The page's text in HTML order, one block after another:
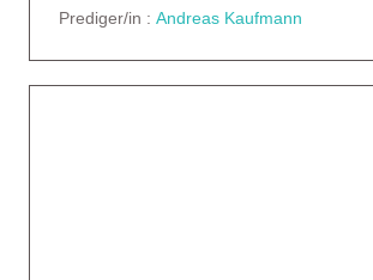
Prediger/in : Andreas Kaufmann